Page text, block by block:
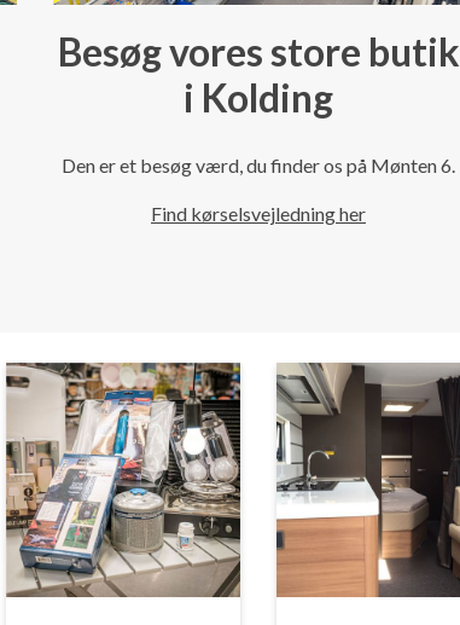
Besøg vores store butik
i Kolding
Den er et besøg værd, du finder os på Mønten 6.
Find kørselsvejledning her